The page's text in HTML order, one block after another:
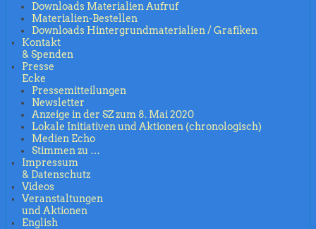
Downloads Materialien Aufruf
Materialien-Bestellen
Downloads Hintergrundmaterialien / Grafiken
Kontakt
& Spenden
Presse
Ecke
Pressemitteilungen
Newsletter
Anzeige in der SZ zum 8. Mai 2020
Lokale Initiativen und Aktionen (chronologisch)
Medien Echo
Stimmen zu …
Impressum
& Datenschutz
Videos
Veranstaltungen
und Aktionen
English